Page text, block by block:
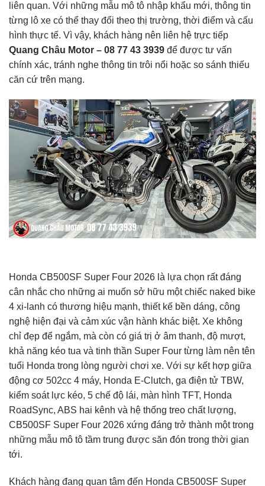
liên quan. Với những mẫu mô tô nhập khẩu mới, thông tin
từng lô xe có thể thay đổi theo thị trường, thời điểm và cấu
hình thực tế. Vì vậy, khách hàng nên liên hệ trực tiếp
Quang Châu Motor – 08 77 43 3939 để được tư vấn
chính xác, tránh nghe thông tin trôi nổi hoặc so sánh thiếu
căn cứ trên mạng.
Honda CB500SF Super Four 2026 là lựa chọn rất đáng
cân nhắc cho những ai muốn sở hữu một chiếc naked bike
4 xi-lanh có thương hiệu mạnh, thiết kế bền dáng, công
nghệ hiện đại và cảm xúc vận hành khác biệt. Xe không
chỉ đẹp để ngắm, mà còn có giá trị ở âm thanh, độ mượt,
khả năng kéo tua và tinh thần Super Four từng làm nên tên
tuổi Honda trong lòng người chơi xe. Với sự kết hợp giữa
động cơ 502cc 4 máy, Honda E-Clutch, ga điện tử TBW,
kiểm soát lực kéo, 5 chế độ lái, màn hình TFT, Honda
RoadSync, ABS hai kênh và hệ thống treo chất lượng,
CB500SF Super Four 2026 xứng đáng trở thành một trong
những mẫu mô tô tầm trung được săn đón trong thời gian
tới.
Khách hàng đang quan tâm đến Honda CB500SF Super